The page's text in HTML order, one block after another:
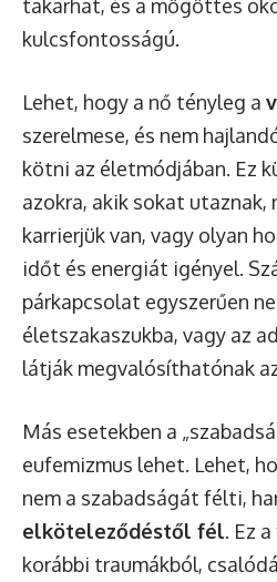
takarhat, és a mögöttes
kulcsfontosságú.
Lehet, hogy a nő tényleg a
szerelmese, és nem
kötni az életmódjában. Ez
azokra, akik sokat utaznak,
karrierjük van, vagy olyan
időt és energiát igényel.
párkapcsolat egyszerűen
életszakaszukba, vagy az
látják megvalósíthatónak
Más esetekben a
eufemizmus lehet. Lehet,
nem a szabadságát félti,
elköteleződéstől fél. Ez
korábbi traumákból,